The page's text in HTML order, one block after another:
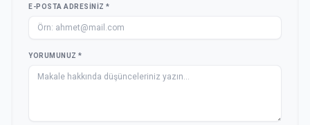
E-POSTA ADRESINIZ *
YORUMUNUZ *